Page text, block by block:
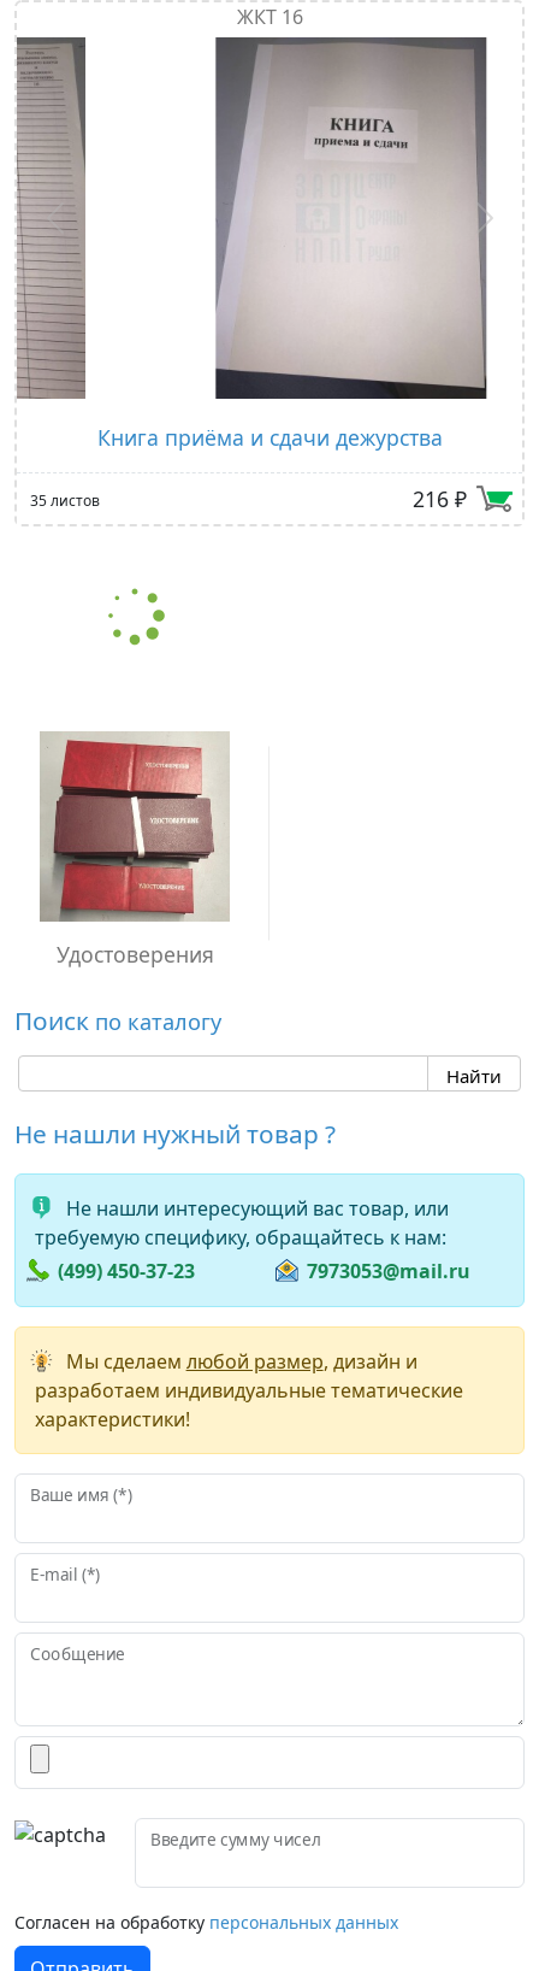
ЖКТ 16
Предыдущий
Книга приёма и сдачи дежурства
35 листов 216 ₽
Удостоверения
Поиск по каталогу
Не нашли нужный товар ?
Не нашли интересующий вас товар, или
требуемую специфику, обращайтесь к нам:
(499) 450-37-23
7973053@mail.ru
Мы сделаем любой размер, дизайн и
разработаем индивидуальные тематические
характеристики!
Ваше имя (*)
E-mail (*)
Сообщение
Введите сумму чисел
Согласен на обработку персональных данных